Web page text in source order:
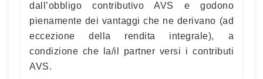
dall’obbligo contributivo AVS e godono
pienamente dei vantaggi che ne derivano (ad
eccezione della rendita integrale), a
condizione che la/il partner versi i contributi
AVS.